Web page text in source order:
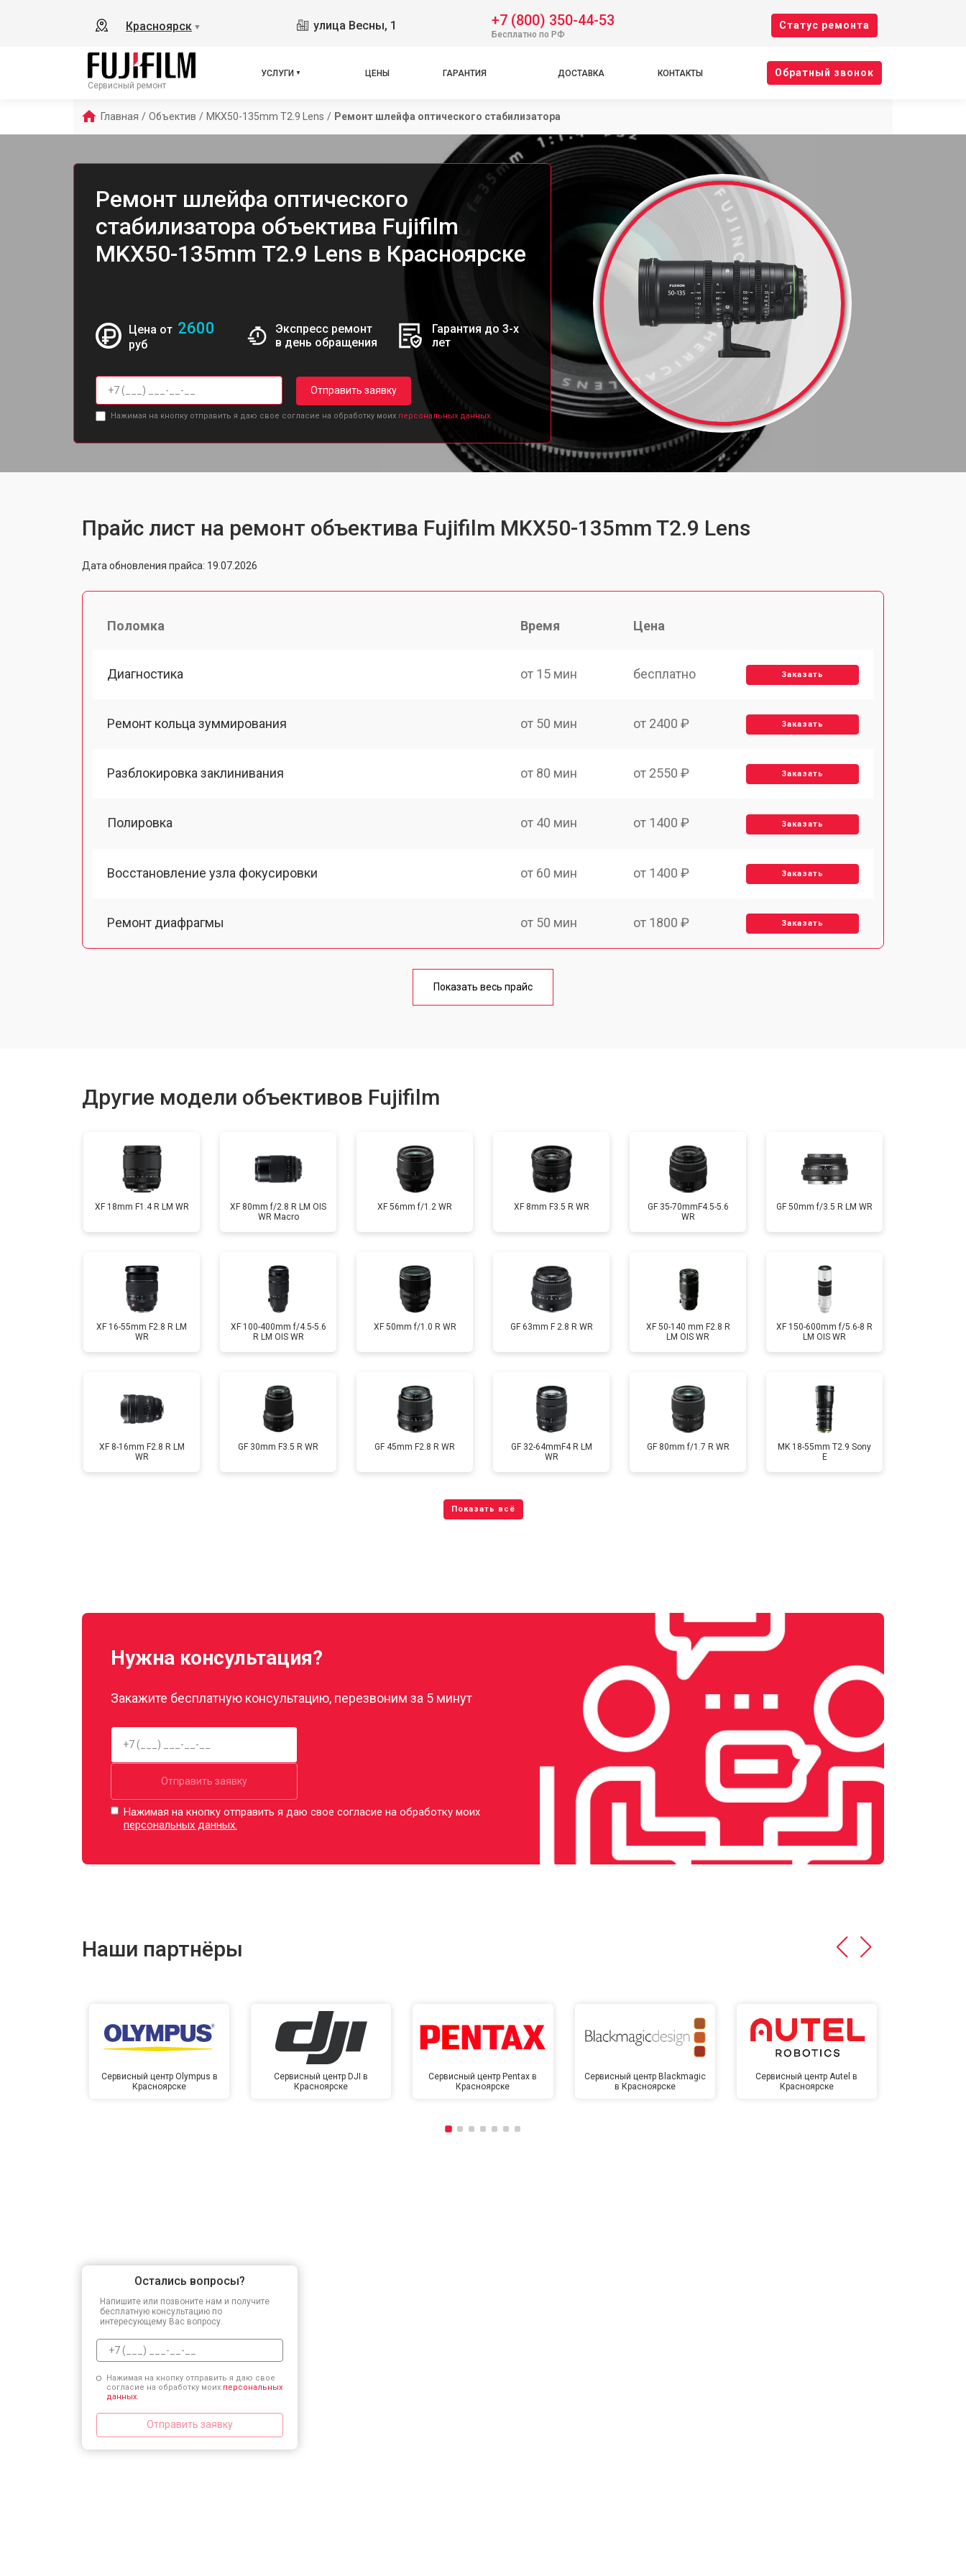
Красноярск ▼ улица Весны, 1 +7 (800) 350-44-53
Бесплатно по РФ
Cтатус ремонта
Сервисный ремонт
УСЛУГИ ЦЕНЫ ГАРАНТИЯ ДОСТАВКА КОНТАКТЫ Oбратный звонок
Главная / Объектив / MKX50-135mm T2.9 Lens / Ремонт шлейфа оптического стабилизатора
Ремонт шлейфа оптического
стабилизатора объектива Fujifilm
MKX50-135mm T2.9 Lens в Красноярске
Цена от 2600
руб
Экспресс ремонт
в день обращения
Гарантия до 3-х
лет
Отправить заявку
Нажимая на кнопку отправить я даю свое согласие на обработку моих персональных данных.
Прайс лист на ремонт объектива Fujifilm MKX50-135mm T2.9 Lens
Дата обновления прайса: 19.07.2026
Поломка Время Цена
Диагностика от 15 мин бесплатно Заказать
Ремонт кольца зуммирования от 50 мин от 2400 ₽ Заказать
Разблокировка заклинивания от 80 мин от 2550 ₽ Заказать
Полировка от 40 мин от 1400 ₽ Заказать
Восстановление узла фокусировки от 60 мин от 1400 ₽ Заказать
Ремонт диафрагмы от 50 мин от 1800 ₽ Заказать
от 60 мин
Показать весь прайс
Другие модели объективов Fujifilm
XF 18mm F1.4 R LM WR
XF 80mm f/2.8 R LM OIS
WR Macro
XF 56mm f/1.2 WR XF 8mm F3.5 R WR
GF 35-70mmF4.5-5.6
WR
GF 50mm f/3.5 R LM WR
XF 16-55mm F2.8 R LM
WR
XF 100-400mm f/4.5-5.6
R LM OIS WR
XF 50mm f/1.0 R WR GF 63mm F 2.8 R WR
XF 50-140 mm F2.8 R
LM OIS WR
XF 150-600mm f/5.6-8 R
LM OIS WR
XF 8-16mm F2.8 R LM
WR
GF 30mm F3.5 R WR GF 45mm F2.8 R WR
GF 32-64mmF4 R LM
WR
GF 80mm f/1.7 R WR
MK 18-55mm T2.9 Sony
E
Нужна консультация?
Закажите бесплатную консультацию, перезвоним за 5 минут
Отправить заявку
Нажимая на кнопку отправить я даю свое согласие на обработку моих
персональных данных.
Наши партнёры
Сервисный центр Olympus в
Красноярске
Сервисный центр DJI в
Красноярске
Сервисный центр Pentax в
Красноярске
Сервисный центр Blackmagic
в Красноярске
Сервисный центр Autel в
Красноярске
Остались вопросы?
Напишите или позвоните нам и получите
бесплатную консультацию по
интересующему Вас вопросу.
Нажимая на кнопку отправить я даю свое
согласие на обработку моих персональных
данных.
Отправить заявку